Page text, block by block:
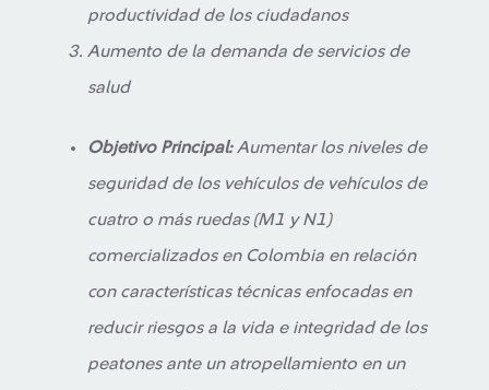
productividad de los ciudadanos
Aumento de la demanda de servicios de
salud
Objetivo Principal:Aumentar los niveles de
seguridad de los vehículos de vehículos de
cuatro o más ruedas (M1 y N1)
comercializados en Colombia en relación
con características técnicas enfocadas en
reducir riesgos a la vida e integridad de los
peatones ante un atropellamiento en un